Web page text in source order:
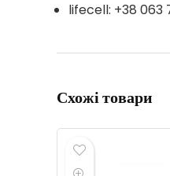
lifecell: +38 063
Схожі товари